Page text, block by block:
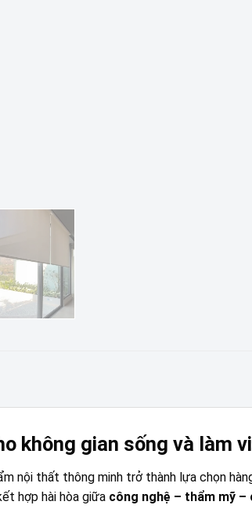
không gian sống và làm
nội thất thông minh trở thành lựa chọn
hợp hài hòa giữa công nghệ – thẩm mỹ –